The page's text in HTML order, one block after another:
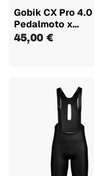
Gobik CX Pro 4.0
Pedalmoto x
TuBiciNoVuela...
45,00 €